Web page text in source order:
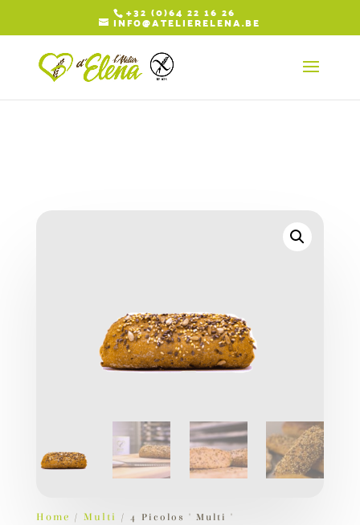
+32 (0)64 22 16 26
INFO@ATELIERELENA.BE
Home / Multi / 4 Picolos " Multi "
TOEVOEGEN